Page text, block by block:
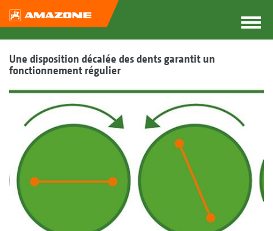
Une disposition décalée des dents garantit un
fonctionnement régulier